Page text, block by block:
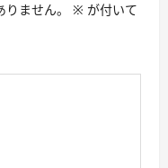
ません。 ※ が付いて